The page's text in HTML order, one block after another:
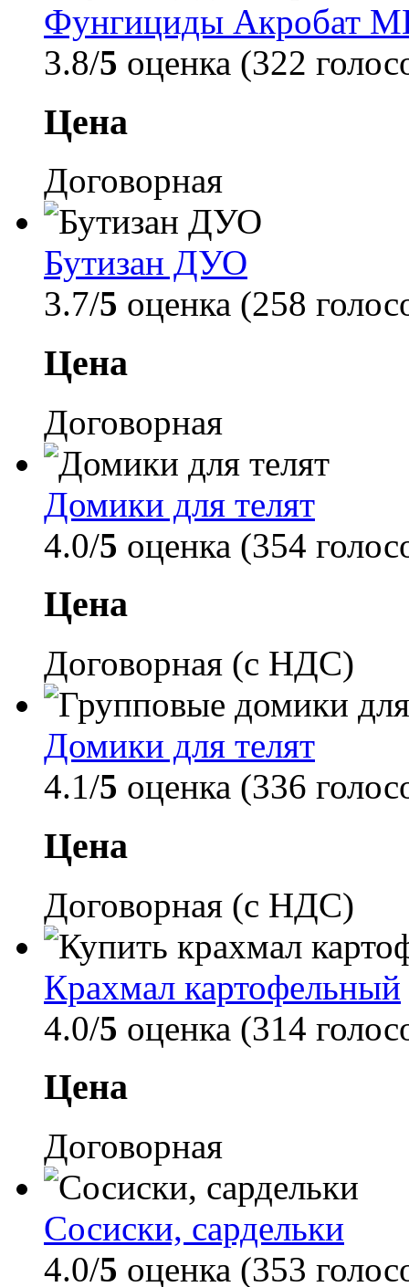
Фунгициды Акробат
3.8/5 оценка (322
Цена
Договорная
Бутизан ДУО
3.7/5 оценка (258
Цена
Договорная
Домики для телят
4.0/5 оценка (354
Цена
Договорная (с НДС)
Домики для телят
4.1/5 оценка (336
Цена
Договорная (с НДС)
Крахмал картофельный
4.0/5 оценка (314
Цена
Договорная
Сосиски, сардельки
4.0/5 оценка (353